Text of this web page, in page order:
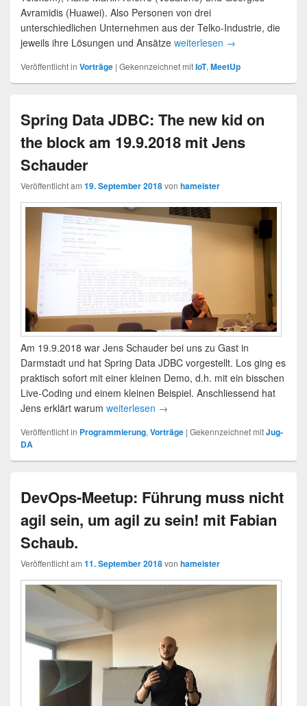
Avramidis (Huawei). Also Personen von drei
unterschiedlichen Unternehmen aus der Telko-Industrie, die
jeweils ihre Lösungen und Ansätze weiterlesen →
Veröffentlicht in Vorträge | Gekennzeichnet mitIoT, MeetUp
Spring Data JDBC: The new kid on
the block am 19.9.2018 mit Jens
Schauder
Veröffentlicht am 19. September 2018von hameister
Am 19.9.2018 war Jens Schauder bei uns zu Gast in
Darmstadt und hat Spring Data JDBC vorgestellt. Los ging es
praktisch sofort mit einer kleinen Demo, d.h. mit ein bisschen
Live-Coding und einem kleinen Beispiel. Anschliessend hat
Jens erklärt warum weiterlesen →
Veröffentlicht in Programmierung, Vorträge | Gekennzeichnet mitJug-
DA
DevOps-Meetup: Führung muss nicht
agil sein, um agil zu sein! mit Fabian
Schaub.
Veröffentlicht am 11. September 2018von hameister